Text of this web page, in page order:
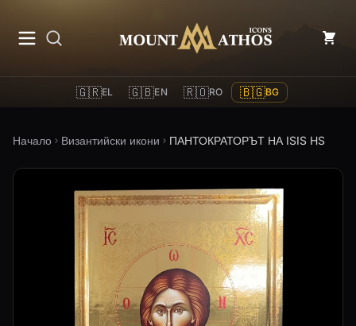
Mount Athos Icons
🇬🇷EL 🇬🇧EN 🇷🇴RO 🇧🇬BG
Начало Византийски икони ПАНТОКРАТОРЪТ НА ISIS HS